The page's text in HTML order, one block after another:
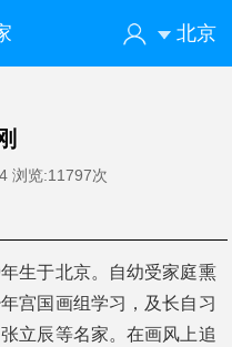
北京
书画门户网
浏览:11797次
生于北京。自幼受家庭熏
宫国画组学习，及长自习
立辰等名家。在画风上追